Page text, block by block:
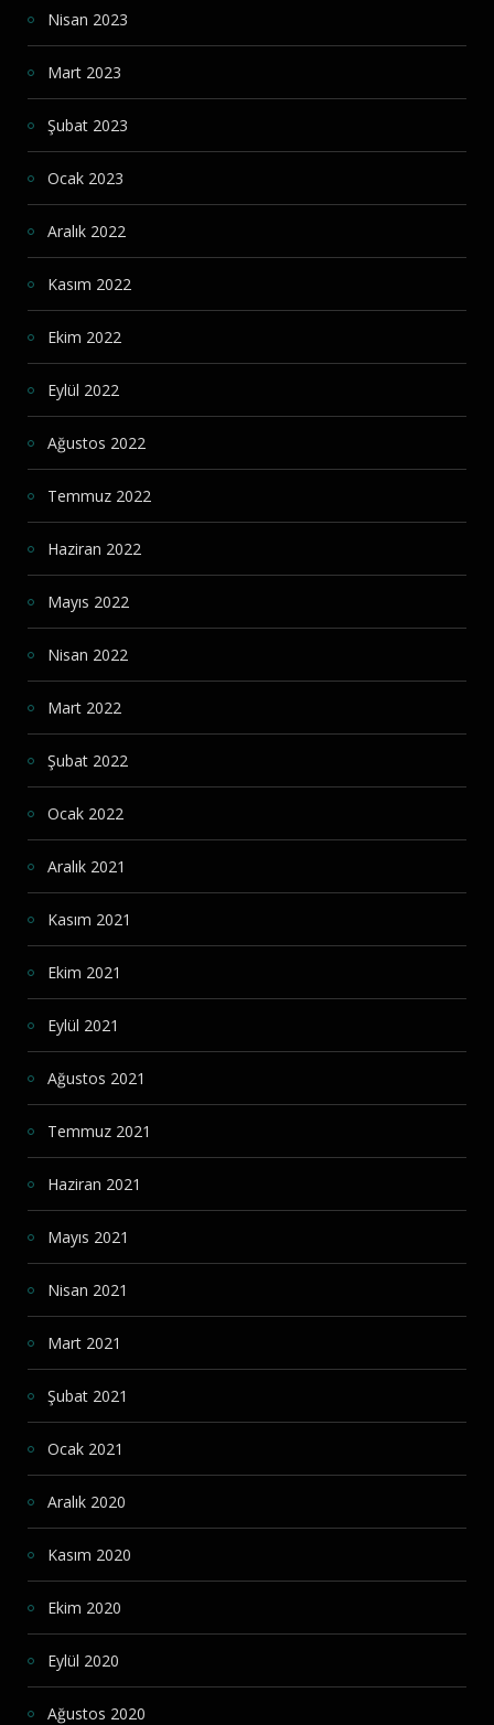
Nisan 2023
Mart 2023
Şubat 2023
Ocak 2023
Aralık 2022
Kasım 2022
Ekim 2022
Eylül 2022
Ağustos 2022
Temmuz 2022
Haziran 2022
Mayıs 2022
Nisan 2022
Mart 2022
Şubat 2022
Ocak 2022
Aralık 2021
Kasım 2021
Ekim 2021
Eylül 2021
Ağustos 2021
Temmuz 2021
Haziran 2021
Mayıs 2021
Nisan 2021
Mart 2021
Şubat 2021
Ocak 2021
Aralık 2020
Kasım 2020
Ekim 2020
Eylül 2020
Ağustos 2020